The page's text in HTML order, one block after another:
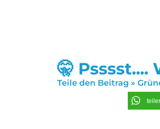
🤫 Psssst....
Teile den Beitrag »